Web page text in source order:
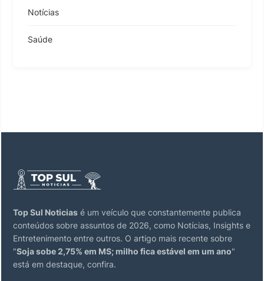
Notícias
Saúde
Top Sul Noticias é um veículo que constantemente publica
conteúdos sobre assuntos de 2026, como Notícias, Insights e
Entretenimento entre outros. O artigo mais recente sobre
"Soja sobe 2,75% em MS; milho fica estável em um ano"
está em destaque, confira.